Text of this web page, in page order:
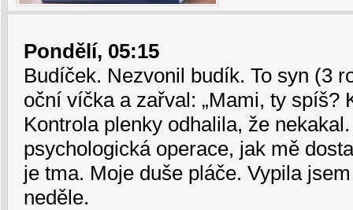
Pondělí, 05:15
Budíček. Nezvonil budík. To syn (3
oční víčka a zařval: „Mami, ty spíš?
Kontrola plenky odhalila, že
psychologická operace, jak mě
je tma. Moje duše pláče. Vypila
neděle.